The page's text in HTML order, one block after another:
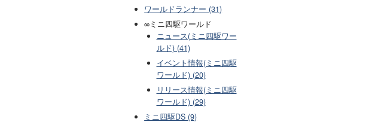
ワールドランナー (31)
∞ミニ四駆ワールド
ニュース(ミニ四駆ワー
ルド) (41)
イベント情報(ミニ四駆
ワールド) (20)
リリース情報(ミニ四駆
ワールド) (29)
ミニ四駆DS (9)